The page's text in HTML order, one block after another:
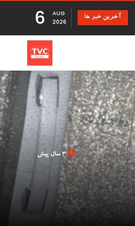
6
AUG
2026
آخرین خبر ها
3 سال پیش